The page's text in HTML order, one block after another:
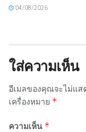
04/08/2026
ใส่ความเห็น
อีเมลของคุณจะไม่แส
เครื่องหมาย *
ความเห็น *